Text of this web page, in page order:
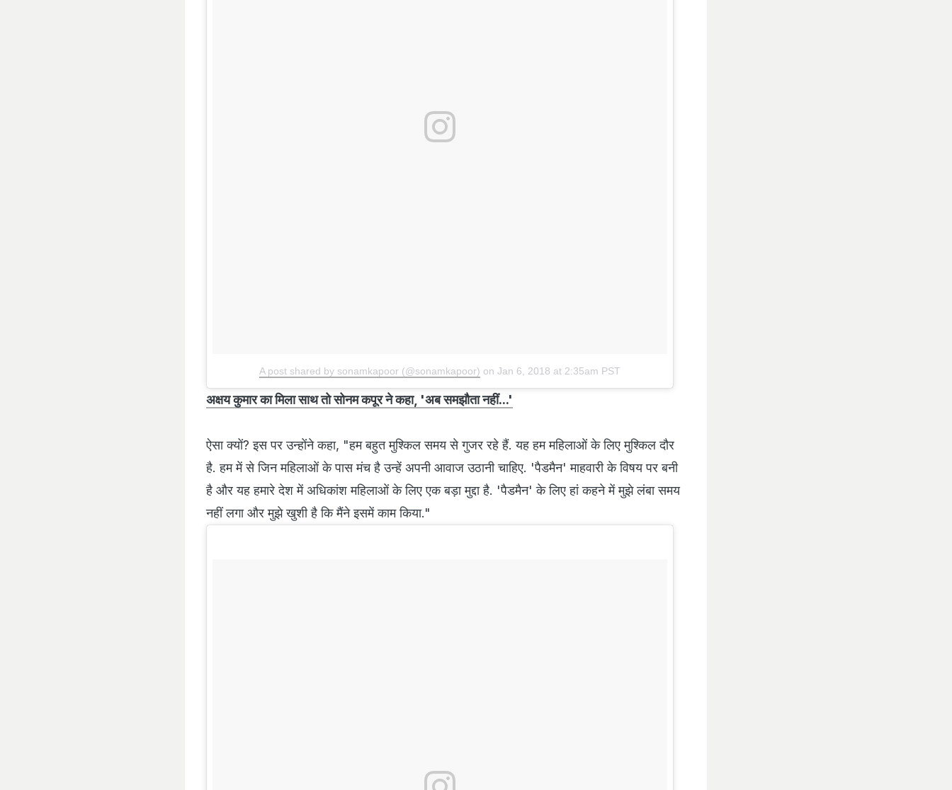
A post shared by sonamkapoor (@sonamkapoor) on Jan 6, 2018 at 2:35am PST
अक्षय कुमार का मिला साथ तो सोनम कपूर ने कहा, 'अब समझौता नहीं...'
ऐसा क्यों? इस पर उन्होंने कहा, "हम बहुत मुश्किल समय से गुजर रहे हैं. यह हम महिलाओं के लिए मुश्किल दौर
है. हम में से जिन महिलाओं के पास मंच है उन्हें अपनी आवाज उठानी चाहिए. 'पैडमैन' माहवारी के विषय पर बनी
है और यह हमारे देश में अधिकांश महिलाओं के लिए एक बड़ा मुद्दा है. 'पैडमैन' के लिए हां कहने में मुझे लंबा समय
नहीं लगा और मुझे खुशी है कि मैंने इसमें काम किया."